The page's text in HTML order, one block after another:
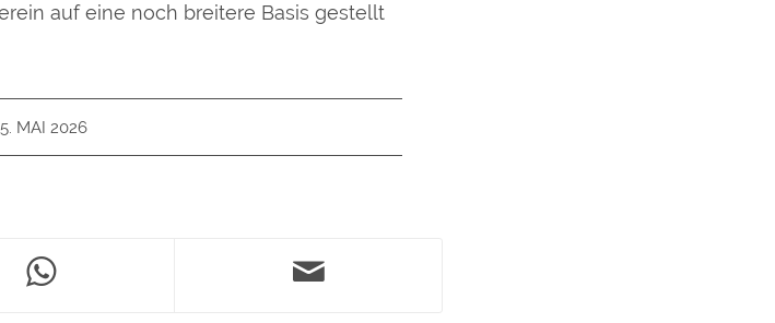
auf eine noch breitere Basis gestellt
MAI 2026